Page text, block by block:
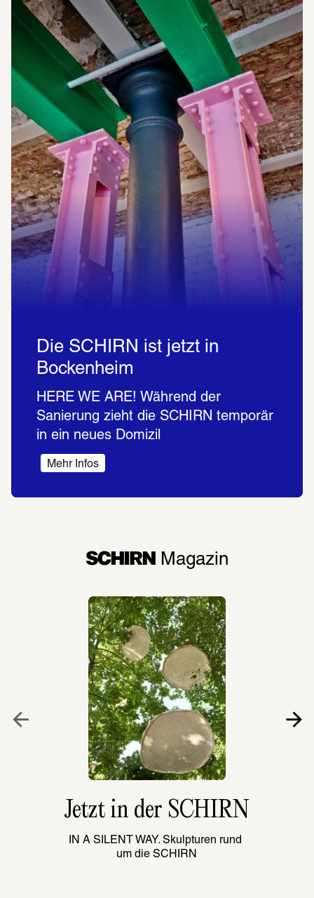
Die SCHIRN ist jetzt in
Bockenheim
HERE WE ARE! Während der
Sanierung zieht die SCHIRN temporär
in ein neues Domizil
Mehr Infos
SCHIRN Magazin
Jetzt in der SCHIRN
IN A SILENT WAY. Skulpturen rund
um die SCHIRN